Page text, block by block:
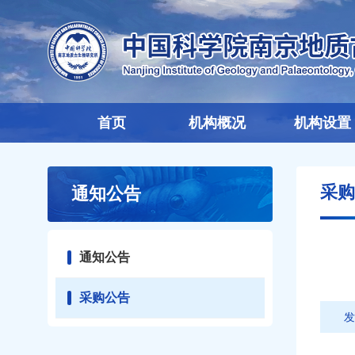
首页 机构概况 机构设置
通知公告
通知公告
采购公告
采